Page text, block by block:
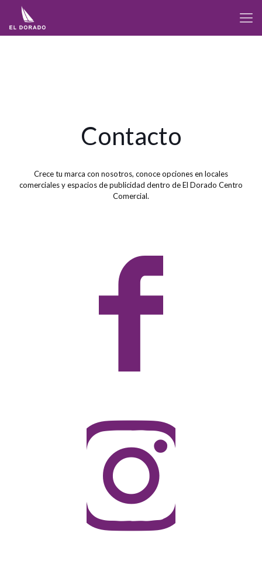
Contacto
Crece tu marca con nosotros, conoce opciones en locales
comerciales y espacios de publicidad dentro de El Dorado Centro
Comercial.